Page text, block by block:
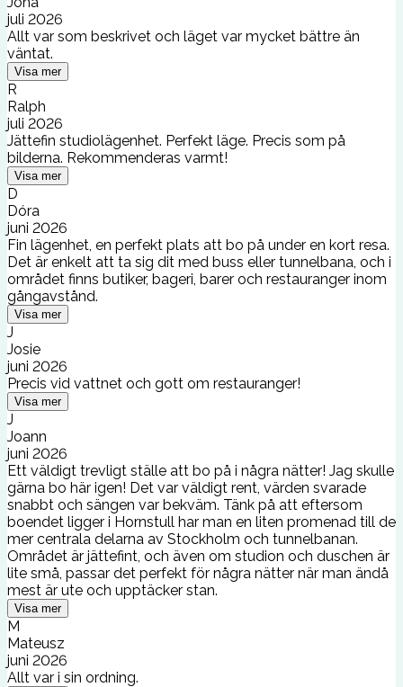
juli 2026
Allt var som beskrivet och läget var mycket bättre än
väntat.
Visa mer
R
Ralph
juli 2026
Jättefin studiolägenhet. Perfekt läge. Precis som på
bilderna. Rekommenderas varmt!
Visa mer
D
Dóra
juni 2026
Fin lägenhet, en perfekt plats att bo på under en kort resa.
Det är enkelt att ta sig dit med buss eller tunnelbana, och i
området finns butiker, bageri, barer och restauranger inom
gångavstånd.
Visa mer
J
Josie
juni 2026
Precis vid vattnet och gott om restauranger!
Visa mer
J
Joann
juni 2026
Ett väldigt trevligt ställe att bo på i några nätter! Jag skulle
gärna bo här igen! Det var väldigt rent, värden svarade
snabbt och sängen var bekväm. Tänk på att eftersom
boendet ligger i Hornstull har man en liten promenad till de
mer centrala delarna av Stockholm och tunnelbanan.
Området är jättefint, och även om studion och duschen är
lite små, passar det perfekt för några nätter när man ändå
mest är ute och upptäcker stan.
Visa mer
M
Mateusz
juni 2026
Allt var i sin ordning.